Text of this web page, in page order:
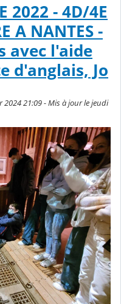
2022 - 4D/4E
A NANTES -
avec l'aide
d'anglais, Jo
2024 21:09 - Mis à jour le jeudi